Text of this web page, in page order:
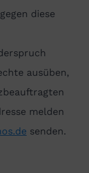
diese
ausüben,
melden
senden.